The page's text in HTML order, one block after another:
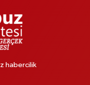
habercilik